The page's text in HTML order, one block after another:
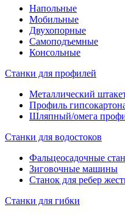
Напольные
Мобильные
Двухопорные
Самоподъемные
Консольные
Станки для профилей
Металлический
Профиль
Шляпный/омега
Станки для водостоков
Фальцеосадочные
Зиговочные машины
Станок для ребер
Станки для гибки